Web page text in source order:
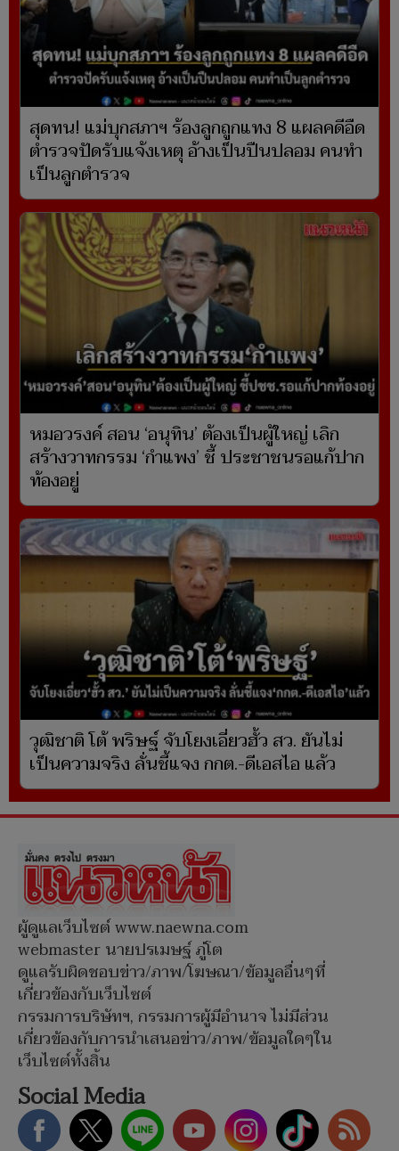
สุดทน! แม่บุกสภาฯ ร้องลูกถูกแทง 8 แผลคดีอืด
ตำรวจปัดรับแจ้งเหตุ อ้างเป็นปืนปลอม คนทำ
เป็นลูกตำรวจ
หมอวรงค์ สอน ‘อนุทิน’ ต้องเป็นผู้ใหญ่ เลิก
สร้างวาทกรรม ‘กำแพง’ ชี้ ประชาชนรอแก้ปาก
ท้องอยู่
วุฒิชาติ โต้ พริษฐ์ จับโยงเอี่ยวฮั้ว สว. ยันไม่
เป็นความจริง ลั่นชี้แจง กกต.-ดีเอสไอ แล้ว
ผู้ดูแลเว็บไซต์ www.naewna.com
webmaster นายปรเมษฐ์ ภู่โต
ดูแลรับผิดชอบข่าว/ภาพ/โฆษณา/ข้อมูลอื่นๆที่
เกี่ยวข้องกับเว็บไซต์
กรรมการบริษัทฯ, กรรมการผู้มีอำนาจ ไม่มีส่วน
เกี่ยวข้องกับการนำเสนอข่าว/ภาพ/ข้อมูลใดๆใน
เว็บไซต์ทั้งสิ้น
Social Media